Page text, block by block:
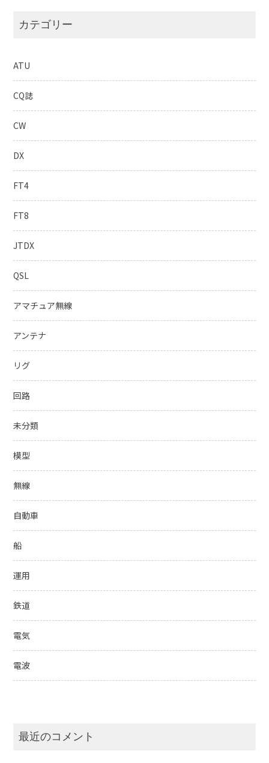
カテゴリー
ATU
CQ誌
CW
DX
FT4
FT8
JTDX
QSL
アマチュア無線
アンテナ
リグ
回路
未分類
模型
無線
自動車
船
運用
鉄道
電気
電波
最近のコメント